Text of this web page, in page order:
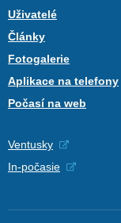
Uživatelé
Články
Fotogalerie
Aplikace na telefony
Počasí na web
Ventusky
In-počasie